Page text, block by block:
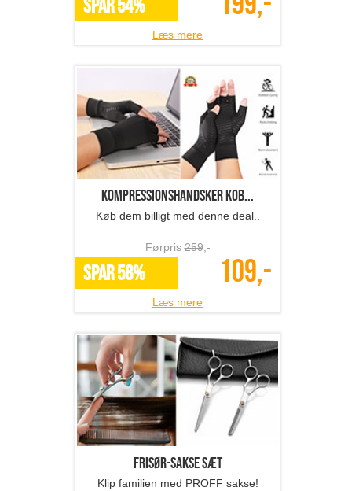
SPAR 54%
Læs mere
Kompressionshandsker kob...
Køb dem billigt med denne deal..
Førpris259,-
SPAR 58% 109,-
Læs mere
Frisør-sakse sæt
Klip familien med PROFF sakse!